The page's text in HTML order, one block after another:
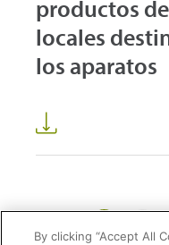
productos
locales
los aparatos
By clicking “Accept All